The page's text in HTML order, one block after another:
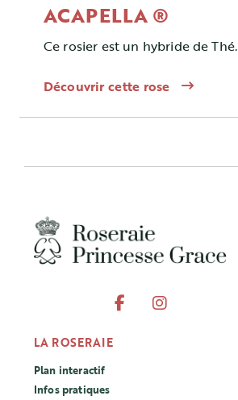
ACAPELLA ®
Ce rosier est un hybride de Thé.
Découvrir cette rose
LA ROSERAIE
Plan interactif
Infos pratiques